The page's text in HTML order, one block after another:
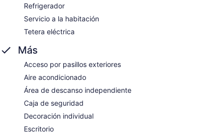
Refrigerador
Servicio a la habitación
Tetera eléctrica
Más
Acceso por pasillos exteriores
Aire acondicionado
Área de descanso independiente
Caja de seguridad
Decoración individual
Escritorio